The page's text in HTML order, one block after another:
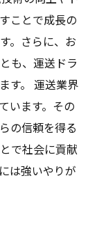
ことで成長の
。さらに、お
も、運送ドラ
す。 運送業界
います。その
の信頼を得る
で社会に貢献
は強いやりが